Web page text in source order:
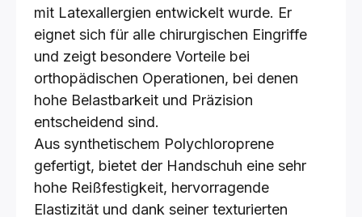
mit Latexallergien entwickelt wurde. Er
eignet sich für alle chirurgischen Eingriffe
und zeigt besondere Vorteile bei
orthopädischen Operationen, bei denen
hohe Belastbarkeit und Präzision
entscheidend sind.
Aus synthetischem Polychloroprene
gefertigt, bietet der Handschuh eine sehr
hohe Reißfestigkeit, hervorragende
Elastizität und dank seiner texturierten